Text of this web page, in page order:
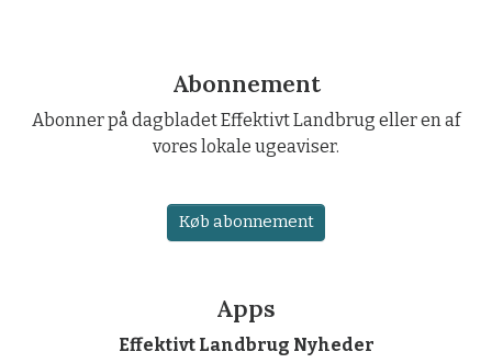
Abonnement
Abonner på dagbladet Effektivt Landbrug eller en af
vores lokale ugeaviser.
Køb abonnement
Apps
Effektivt Landbrug Nyheder